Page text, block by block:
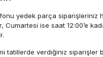
yedek parça siparişleriniz
Cumartesi ise saat 12:00’e
tatillerde verdiğiniz siparişler